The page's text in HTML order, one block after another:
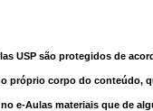
USP são protegidos de
próprio corpo do conteúdo,
e-Aulas materiais que de